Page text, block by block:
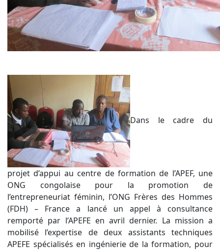
Dans le cadre du
projet d’appui au centre de formation de l’APEF, une
ONG congolaise pour la promotion de
l’entrepreneuriat féminin, l’ONG Frères des Hommes
(FDH) – France a lancé un appel à consultance
remporté par l’APEFE en avril dernier. La mission a
mobilisé l’expertise de deux assistants techniques
APEFE spécialisés en ingénierie de la formation, pour